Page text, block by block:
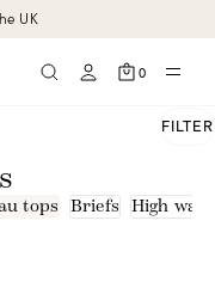
UK
0
FILTER
tops Briefs High